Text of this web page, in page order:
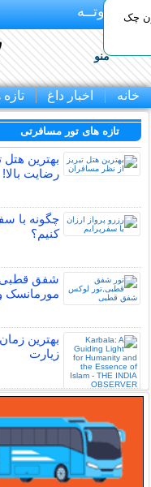
بـیتوتــه
منو
خانه اخبار داغ تازه
چک
تازه های تور مسافرتی
رضایت بالا!
چگونه با
کنیم؟
شفق قطبی
مورمانسک و
بهترین
زیارت